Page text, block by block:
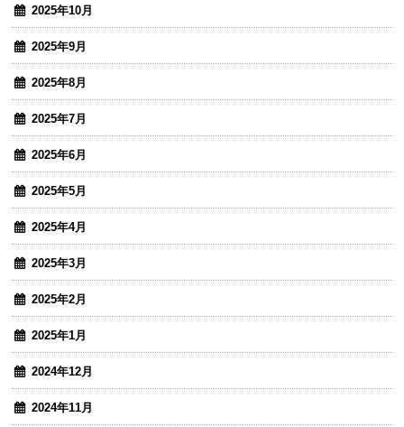
2025年10月
2025年9月
2025年8月
2025年7月
2025年6月
2025年5月
2025年4月
2025年3月
2025年2月
2025年1月
2024年12月
2024年11月